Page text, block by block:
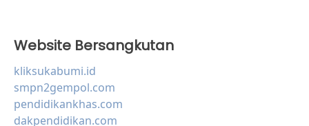
Website Bersangkutan
kliksukabumi.id
smpn2gempol.com
pendidikankhas.com
dakpendidikan.com